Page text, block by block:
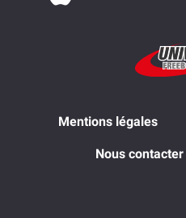
Mentions légales
Nous contacter